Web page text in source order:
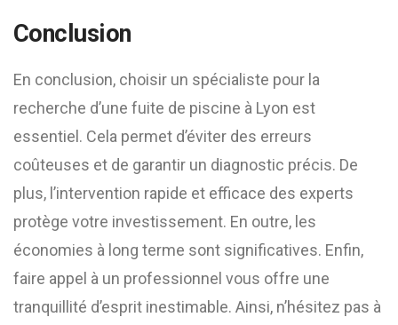
Conclusion
En conclusion, choisir un spécialiste pour la
recherche d’une fuite de piscine à Lyon est
essentiel. Cela permet d’éviter des erreurs
coûteuses et de garantir un diagnostic précis. De
plus, l’intervention rapide et efficace des experts
protège votre investissement. En outre, les
économies à long terme sont significatives. Enfin,
faire appel à un professionnel vous offre une
tranquillité d’esprit inestimable. Ainsi, n’hésitez pas à